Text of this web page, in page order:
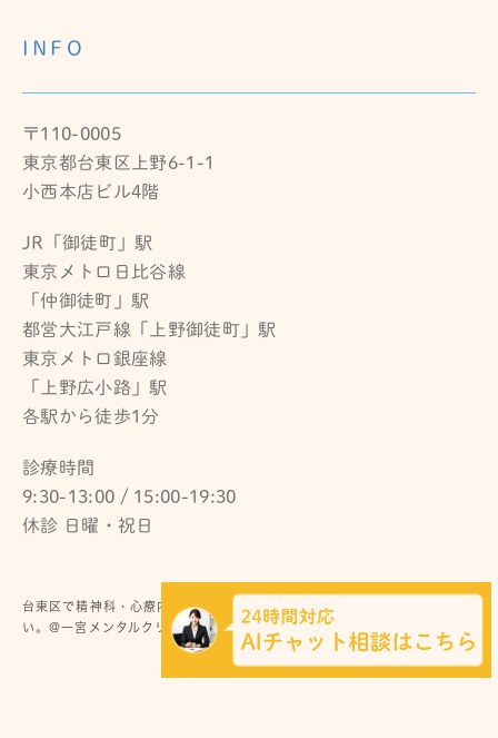
INFO
〒110-0005
東京都台東区上野6-1-1
小西本店ビル4階
JR「御徒町」駅
東京メトロ日比谷線
「仲御徒町」駅
都営大江戸線「上野御徒町」駅
東京メトロ銀座線
「上野広小路」駅
各駅から徒歩1分
診療時間
9:30-13:00 / 15:00-19:30
休診 日曜・祝日
台東区で精神科・心療内科をお探しの際はお気軽にお問い合わせくださ
い。@一宮メンタルクリニック